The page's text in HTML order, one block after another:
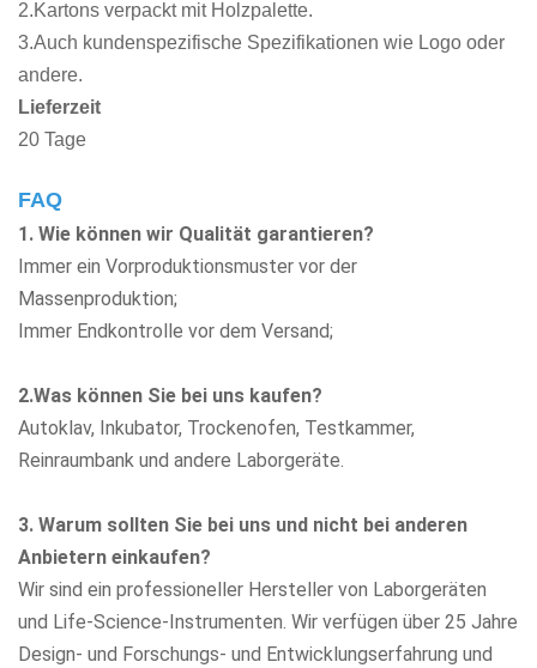
2.Kartons verpackt mit Holzpalette.
3.Auch kundenspezifische Spezifikationen wie Logo oder
andere.
Lieferzeit
20 Tage
FAQ
1. Wie können wir Qualität garantieren?
Immer ein Vorproduktionsmuster vor der
Massenproduktion;
Immer Endkontrolle vor dem Versand;
2.Was können Sie bei uns kaufen?
Autoklav, Inkubator, Trockenofen, Testkammer,
Reinraumbank und andere Laborgeräte.
3. Warum sollten Sie bei uns und nicht bei anderen
Anbietern einkaufen?
Wir sind ein professioneller Hersteller von Laborgeräten
und Life-Science-Instrumenten. Wir verfügen über 25 Jahre
Design- und Forschungs- und Entwicklungserfahrung und